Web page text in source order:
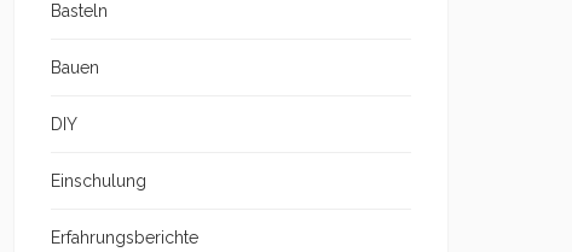
Basteln
Bauen
DIY
Einschulung
Erfahrungsberichte